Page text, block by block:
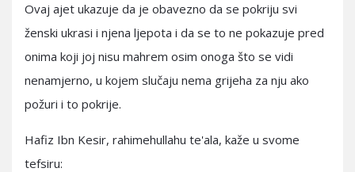
Ovaj ajet ukazuje da je obavezno da se pokriju svi
ženski ukrasi i njena ljepota i da se to ne pokazuje pred
onima koji joj nisu mahrem osim onoga što se vidi
nenamjerno, u kojem slučaju nema grijeha za nju ako
požuri i to pokrije.
Hafiz Ibn Kesir, rahimehullahu te'ala, kaže u svome
tefsiru: